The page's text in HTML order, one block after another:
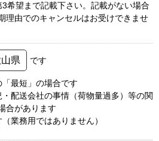
希望まで記載下さい。記載がない場合
理由でのキャンセルはお受けできませ
県 です
最短」の場合です
配送会社の事情（荷物量過多）等の関
合があります
業務用ではありません）